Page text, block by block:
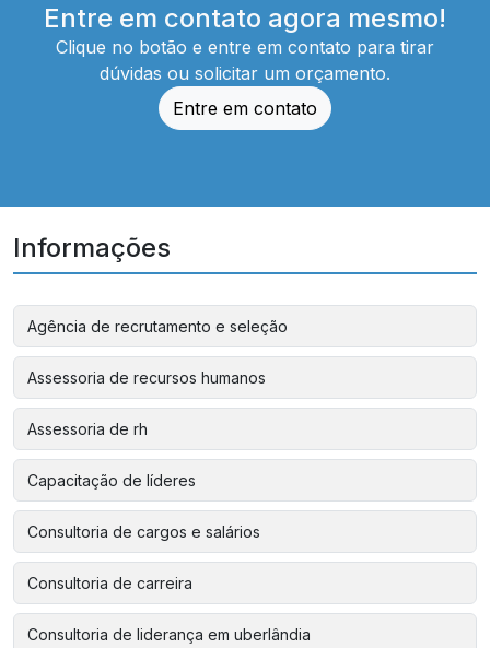
Entre em contato agora mesmo!
Clique no botão e entre em contato para tirar
dúvidas ou solicitar um orçamento.
Entre em contato
Informações
Agência de recrutamento e seleção
Assessoria de recursos humanos
Assessoria de rh
Capacitação de líderes
Consultoria de cargos e salários
Consultoria de carreira
Consultoria de liderança em uberlândia